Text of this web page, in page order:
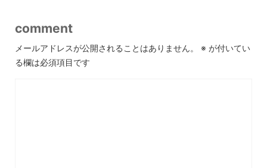
comment
メールアドレスが公開されることはありません。 ※ が付いてい
る欄は必須項目です